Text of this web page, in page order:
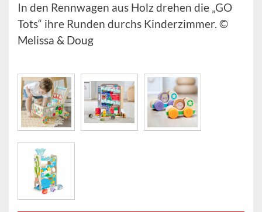
In den Rennwagen aus Holz drehen die „GO
Tots“ ihre Runden durchs Kinderzimmer. ©
Melissa & Doug